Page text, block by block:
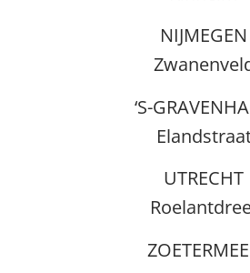
NIJMEGEN
‘S-
UTRECHT